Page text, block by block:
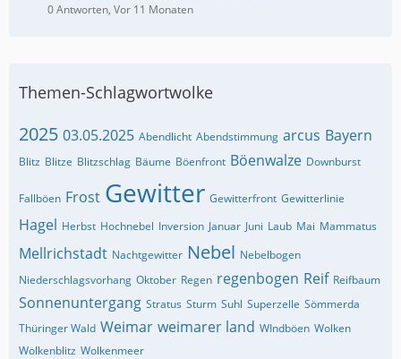
0 Antworten, Vor 11 Monaten
Themen-Schlagwortwolke
2025 03.05.2025 Abendlicht Abendstimmung arcus Bayern
Blitz Blitze Blitzschlag Bäume Böenfront Böenwalze Downburst
Fallböen Frost Gewitter Gewitterfront Gewitterlinie
Hagel Herbst Hochnebel Inversion Januar Juni Laub Mai Mammatus
Mellrichstadt Nachtgewitter Nebel Nebelbogen
Niederschlagsvorhang Oktober Regen regenbogen Reif Reifbaum
Sonnenuntergang Stratus Sturm Suhl Superzelle Sömmerda
Thüringer Wald Weimar weimarer land WIndböen Wolken
Wolkenblitz Wolkenmeer